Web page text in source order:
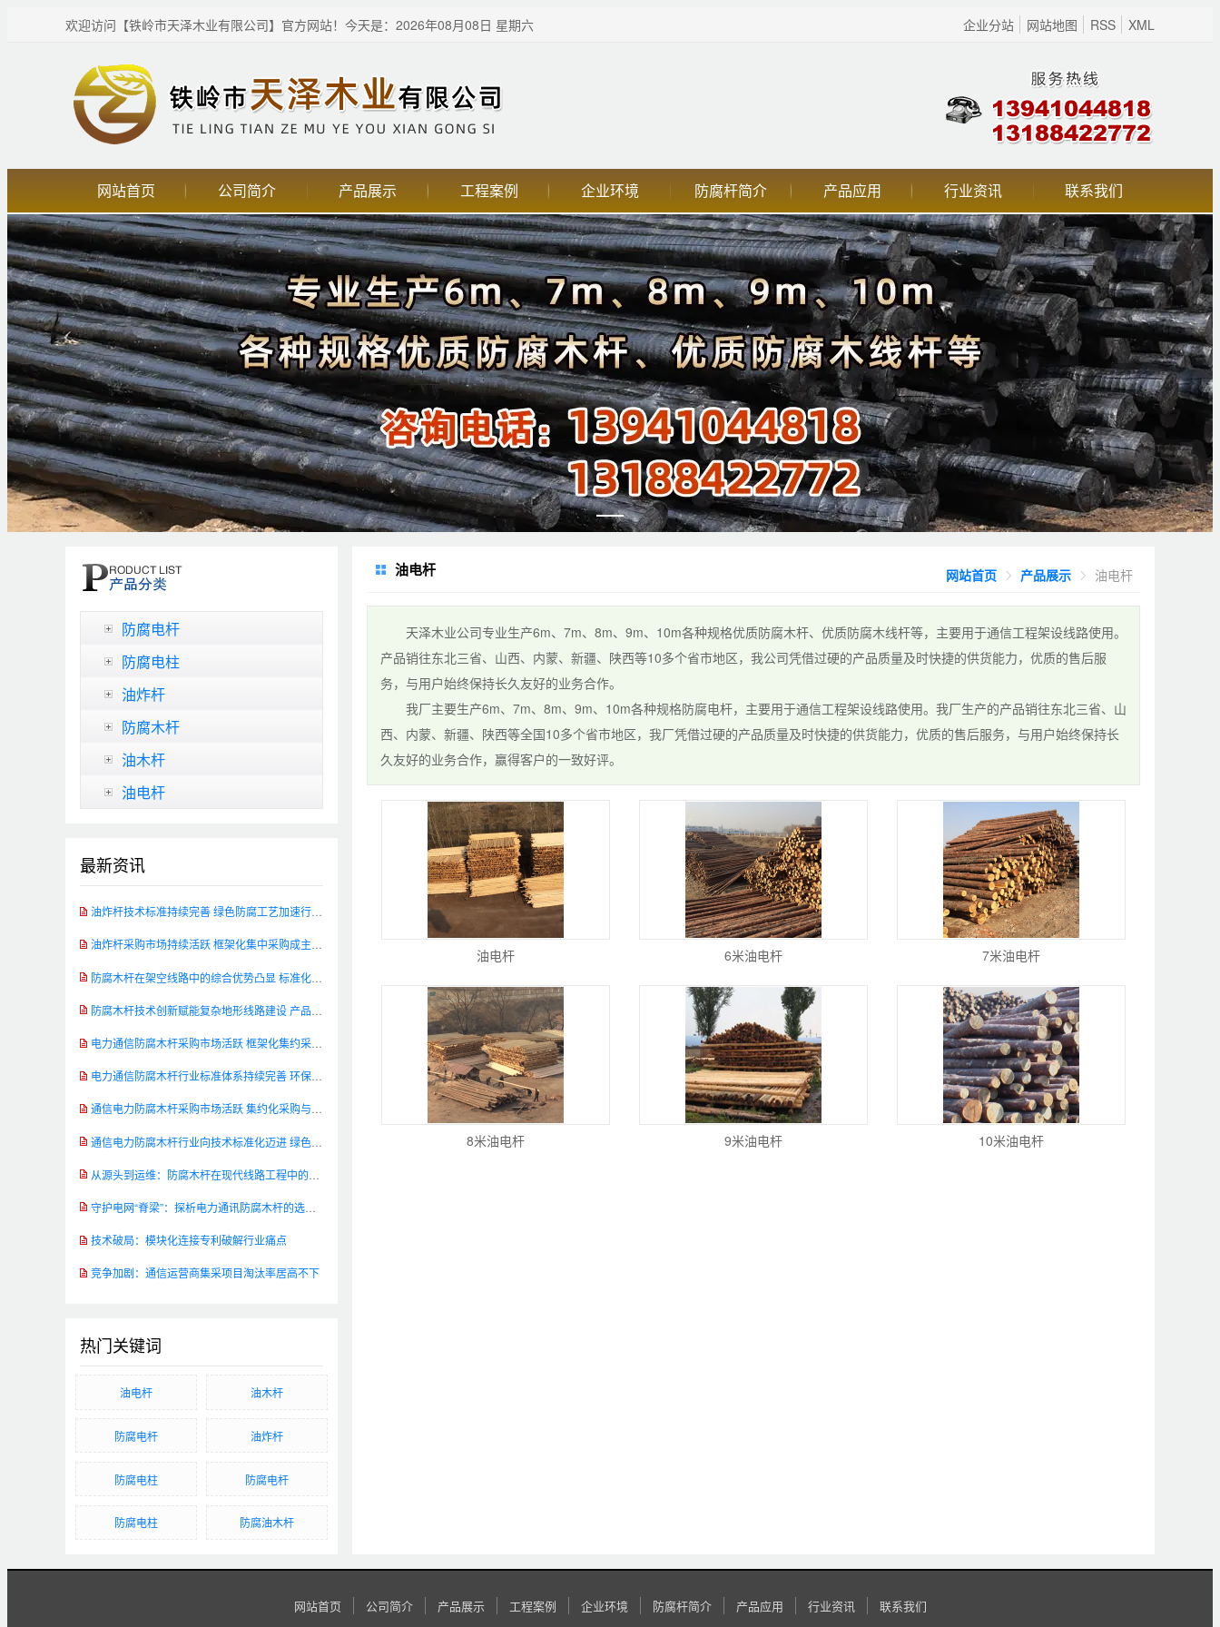
欢迎访问【铁岭市天泽木业有限公司】官方网站！ 今天是：2026年08月08日 星期六 企业分站 网站地图 RSS XML
网站首页 公司简介 产品展示 工程案例 企业环境 防腐杆简介 产品应用 行业资讯 联系我们
防腐电杆
防腐电柱
油炸杆
防腐木杆
油木杆
油电杆
最新资讯
技术破局：模块化连接专利破解行业痛点
竞争加剧：通信运营商集采项目淘汰率居高不下
热门关键词
油电杆 油木杆
防腐电杆 油炸杆
防腐电柱 防腐电杆
防腐电柱 防腐油木杆
油电杆 网站首页 产品展示 油电杆
天泽木业公司专业生产6m、7m、8m、9m、10m各种规格优质防腐木杆、优质防腐木线杆等，主要用于通信工程架设线路使用。
产品销往东北三省、山西、内蒙、新疆、陕西等10多个省市地区，我公司凭借过硬的产品质量及时快捷的供货能力，优质的售后服
务，与用户始终保持长久友好的业务合作。
我厂主要生产6m、7m、8m、9m、10m各种规格防腐电杆，主要用于通信工程架设线路使用。我厂生产的产品销往东北三省、山
西、内蒙、新疆、陕西等全国10多个省市地区，我厂凭借过硬的产品质量及时快捷的供货能力，优质的售后服务，与用户始终保持长
久友好的业务合作，赢得客户的一致好评。
油电杆 6米油电杆 7米油电杆
8米油电杆 9米油电杆 10米油电杆
网站首页 公司简介 产品展示 工程案例 企业环境 防腐杆简介 产品应用 行业资讯 联系我们